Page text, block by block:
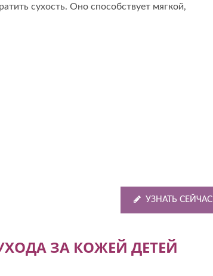
сухость. Оно способствует мягкой,
УЗНАТЬ СЕЙЧАС
ЗА КОЖЕЙ ДЕТЕЙ